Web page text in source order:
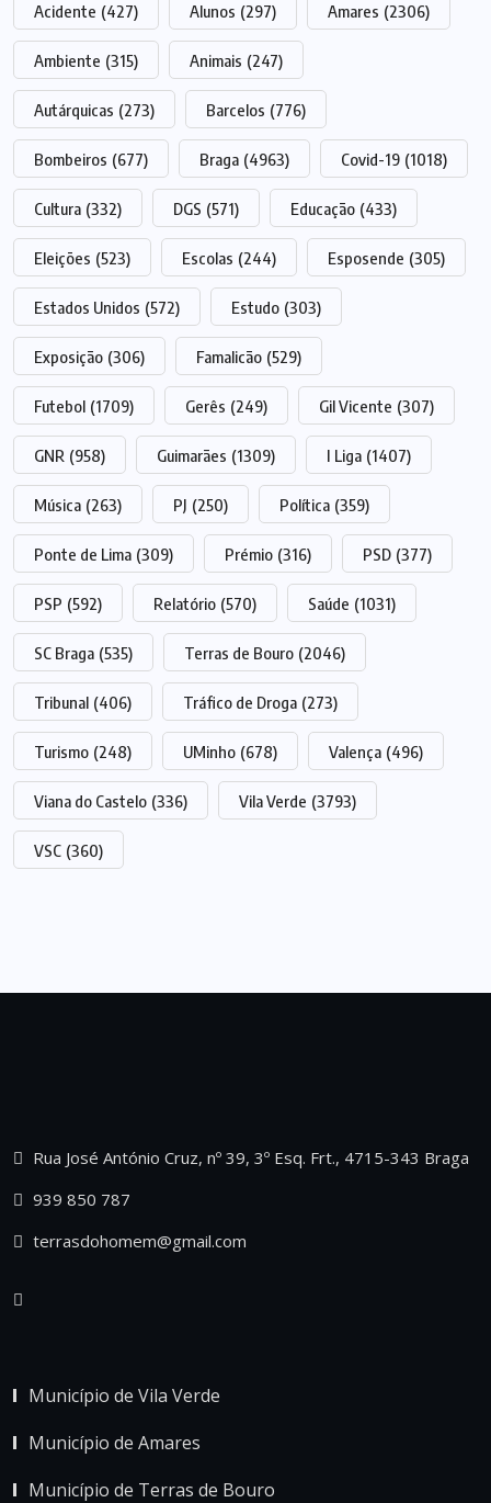
Acidente (427) Alunos (297) Amares (2306)
Ambiente (315) Animais (247)
Autárquicas (273) Barcelos (776)
Bombeiros (677) Braga (4963) Covid-19 (1018)
Cultura (332) DGS (571) Educação (433)
Eleições (523) Escolas (244) Esposende (305)
Estados Unidos (572) Estudo (303)
Exposição (306) Famalicão (529)
Futebol (1709) Gerês (249) Gil Vicente (307)
GNR (958) Guimarães (1309) I Liga (1407)
Música (263) PJ (250) Política (359)
Ponte de Lima (309) Prémio (316) PSD (377)
PSP (592) Relatório (570) Saúde (1031)
SC Braga (535) Terras de Bouro (2046)
Tribunal (406) Tráfico de Droga (273)
Turismo (248) UMinho (678) Valença (496)
Viana do Castelo (336) Vila Verde (3793)
VSC (360)
Rua José António Cruz, nº 39, 3º Esq. Frt., 4715-343 Braga
939 850 787
terrasdohomem@gmail.com
Município de Vila Verde
Município de Amares
Município de Terras de Bouro